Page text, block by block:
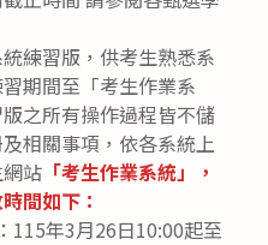
練習版，供考生熟悉系
期間至「考生作業系
之所有操作過程皆不儲
相關事項，依各系統上
站 「考生作業系統」，
間如下：
115年3月26日10:00起至